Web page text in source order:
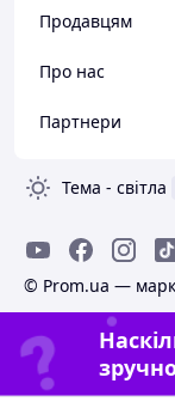
Продавцям
Про нас
Партнери
Тема - світла
© Prom.ua —